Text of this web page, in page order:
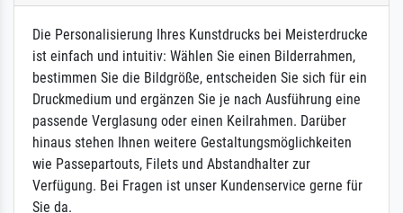
Die Personalisierung Ihres Kunstdrucks bei Meisterdrucke
ist einfach und intuitiv: Wählen Sie einen Bilderrahmen,
bestimmen Sie die Bildgröße, entscheiden Sie sich für ein
Druckmedium und ergänzen Sie je nach Ausführung eine
passende Verglasung oder einen Keilrahmen. Darüber
hinaus stehen Ihnen weitere Gestaltungsmöglichkeiten
wie Passepartouts, Filets und Abstandhalter zur
Verfügung. Bei Fragen ist unser Kundenservice gerne für
Sie da.